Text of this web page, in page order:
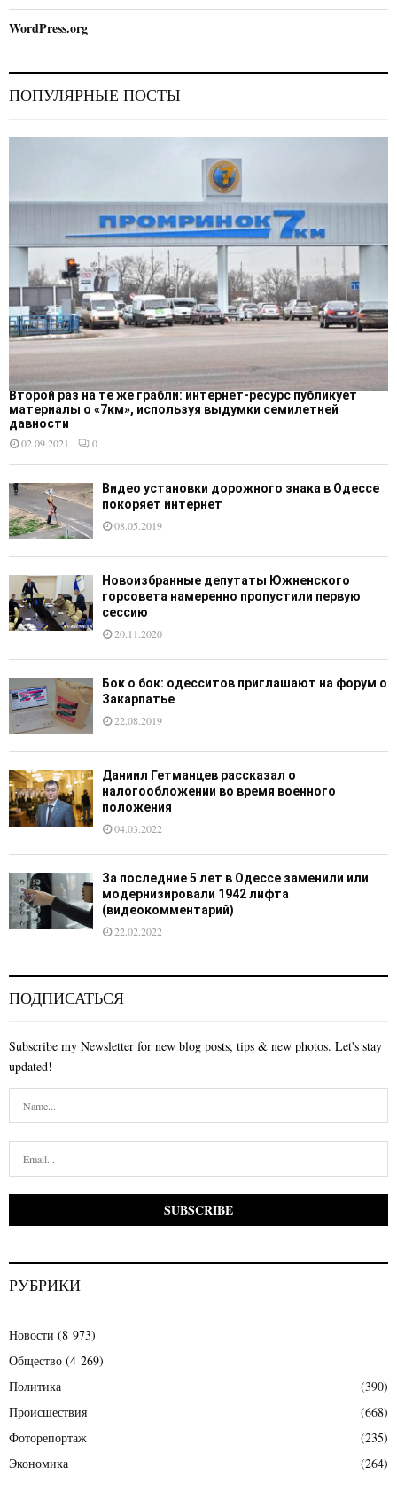
WordPress.org
ПОПУЛЯРНЫЕ ПОСТЫ
Второй раз на те же грабли: интернет-ресурс публикует
материалы о «7км», используя выдумки семилетней
давности
02.09.2021
0
Видео установки дорожного знака в Одессе
покоряет интернет
08.05.2019
Новоизбранные депутаты Южненского
горсовета намеренно пропустили первую
сессию
20.11.2020
Бок о бок: одесситов приглашают на форум о
Закарпатье
22.08.2019
Даниил Гетманцев рассказал о
налогообложении во время военного
положения
04.03.2022
За последние 5 лет в Одессе заменили или
модернизировали 1942 лифта
(видеокомментарий)
22.02.2022
ПОДПИСАТЬСЯ
Subscribe my Newsletter for new blog posts, tips & new photos. Let's stay
updated!
РУБРИКИ
Новости (8 973)
Общество (4 269)
Политика
(390)
Происшествия
(668)
Фоторепортаж
(235)
Экономика
(264)